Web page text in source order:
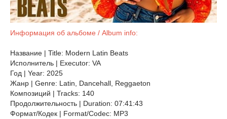
Информация об альбоме / Album info:
Название | Title: Modern Latin Beats
Исполнитель | Executor: VA
Год | Year: 2025
Жанр | Genre: Latin, Dancehall, Reggaeton
Композиций | Tracks: 140
Продолжительность | Duration: 07:41:43
Формат/Кодек | Format/Codec: MP3